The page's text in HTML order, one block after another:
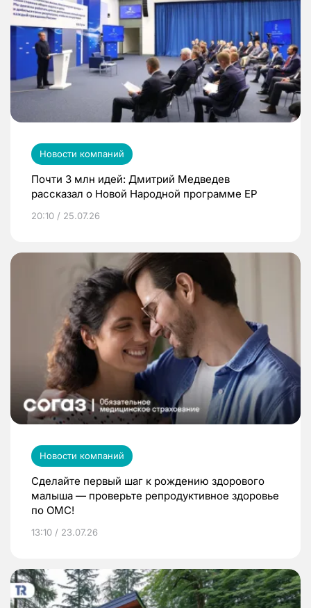
Новости компаний
Почти 3 млн идей: Дмитрий Медведев
рассказал о Новой Народной программе ЕР
20:10 / 25.07.26
Новости компаний
Сделайте первый шаг к рождению здорового
малыша — проверьте репродуктивное здоровье
по ОМС!
13:10 / 23.07.26